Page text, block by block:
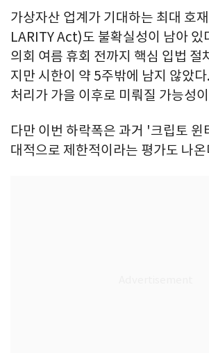
가상자산 업계가 기대하는 최대 호
LARITY Act)도 불확실성이 남아 있
의회 여름 휴회 전까지 핵심 입법 절
지만 시한이 약 5주밖에 남지 않았
처리가 가을 이후로 미뤄질 가능성
다만 이번 하락폭은 과거 '크립토
대적으로 제한적이라는 평가도 나온